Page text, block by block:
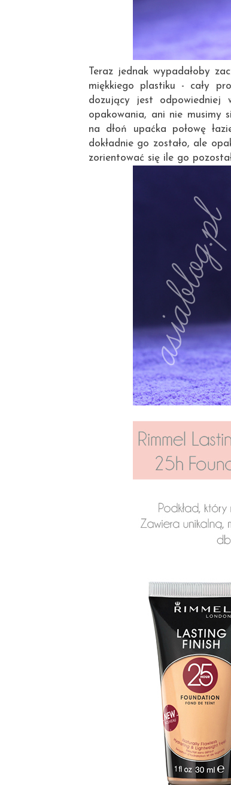
Teraz jednak wypadałoby
miękkiego plastiku - cały
dozujący jest odpowiedniej
opakowania, ani nie musimy
na dłoń upaćka połowę
dokładnie go zostało, ale
zorientować się ile go